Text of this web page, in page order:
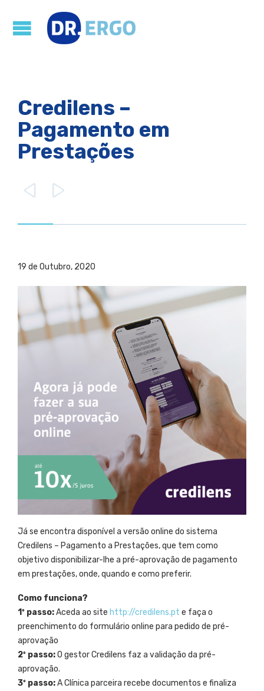
Credilens –
Pagamento em
Prestações
 
19 de Outubro, 2020
Já se encontra disponível a versão online do sistema
Credilens – Pagamento a Prestações, que tem como
objetivo disponibilizar-lhe a pré-aprovação de pagamento
em prestações, onde, quando e como preferir.
Como funciona?
1º passo:Aceda ao site http://credilens.pt e faça o
preenchimento do formulário online para pedido de pré-
aprovação
2º passo:O gestor Credilens faz a validação da pré-
aprovação.
3º passo:A Clínica parceira recebe documentos e finaliza